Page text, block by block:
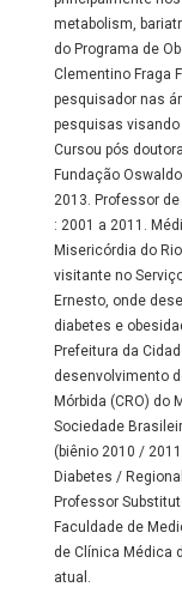
metabolism,
do Programa de
Clementino Fraga
pesquisador nas
pesquisas
Cursou pós
Fundação
2013. Professor
: 2001 a 2011.
Misericórdia do
visitante no
Ernesto, onde
diabetes e
Prefeitura da
desenvolvimento
Mórbida (CRO) do
Sociedade
(biênio 2010 /
Diabetes /
Professor
Faculdade de
de Clínica Médica
atual.